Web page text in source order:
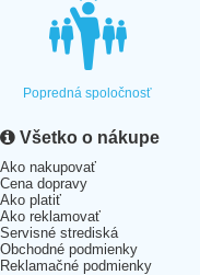
Popredná spoločnosť
Všetko o nákupe
Ako nakupovať
Cena dopravy
Ako platiť
Ako reklamovať
Servisné strediská
Obchodné podmienky
Reklamačné podmienky